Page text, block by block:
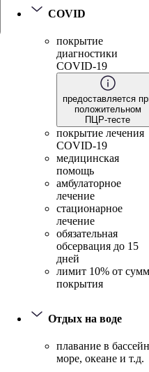
COVID
покрытие
диагностики
COVID-19
предоставляется
положительном
ПЦР-тесте
покрытие лечения
COVID-19
медицинская
помощь
амбулаторное
лечение
стационарное
лечение
обязательная
обсервация до 15
дней
лимит 10% от
покрытия
Отдых на воде
плавание в
море, океане и т.д.